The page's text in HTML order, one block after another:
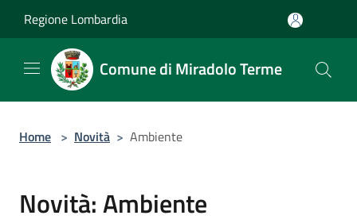
Regione Lombardia
Comune di Miradolo Terme
Home > Novità > Ambiente
Novità: Ambiente